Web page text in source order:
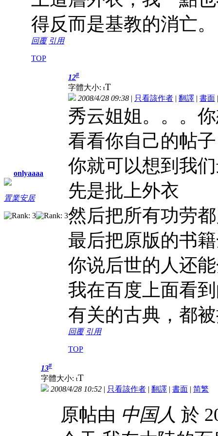
得反而是基教的消亡。
回覆 引用
TOP
onlyaaaa
置業安居
12#
字體大小: tT
2008/4/28 09:38 | 只看該作者 | 翻譯 | 書面
秀云姐姐。。。
看看你自己的帖
你就可以想到我
先是批上外衣
然后把所有功劳
最后把原版的书
你说后世的人还
我在百度上面看
有关的古典，都
回覆 引用
TOP
13#
字體大小: tT
2008/4/28 10:52 | 只看該作者 | 翻譯 | 書面 | 简繁
原帖由 中国人 於